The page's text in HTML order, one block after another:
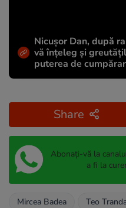
Nicușor Dan, după
vă înțeleg și
puterea de
Share
Abonați-vă la
a fi la
Mircea Badea Teo